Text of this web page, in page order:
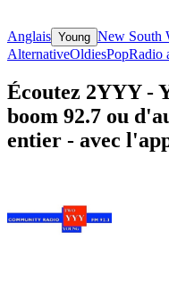
Anglais Young New South
AlternativeOldiesPopRadio
Écoutez 2YYY -
boom 92.7 ou
entier - avec